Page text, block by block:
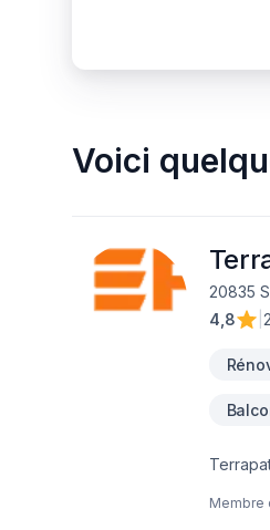
Voici
20835
4,8
Membre